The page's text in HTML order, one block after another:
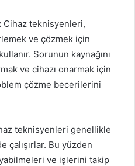
Cihaz teknisyenleri,
ve çözmek için
Sorunun kaynağını
ve cihazı onarmak için
çözme becerilerini
teknisyenleri genellikle
çalışırlar. Bu yüzden
ve işlerini takip